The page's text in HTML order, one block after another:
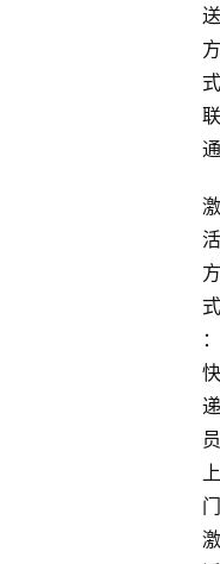
送
方
式
联
通
激
活
方
式
：
快
递
员
上
门
激